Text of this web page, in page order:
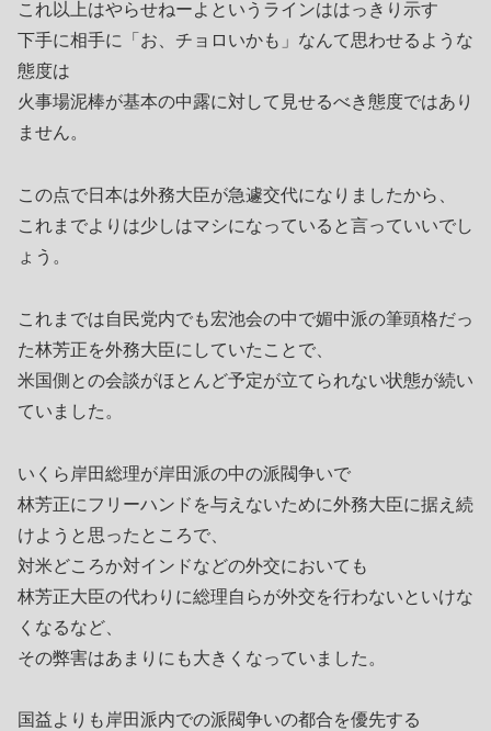
これ以上はやらせねーよというラインははっきり示す
下手に相手に「お、チョロいかも」なんて思わせるような
態度は
火事場泥棒が基本の中露に対して見せるべき態度ではあり
ません。
この点で日本は外務大臣が急遽交代になりましたから、
これまでよりは少しはマシになっていると言っていいでし
ょう。
これまでは自民党内でも宏池会の中で媚中派の筆頭格だっ
た林芳正を外務大臣にしていたことで、
米国側との会談がほとんど予定が立てられない状態が続い
ていました。
いくら岸田総理が岸田派の中の派閥争いで
林芳正にフリーハンドを与えないために外務大臣に据え続
けようと思ったところで、
対米どころか対インドなどの外交においても
林芳正大臣の代わりに総理自らが外交を行わないといけな
くなるなど、
その弊害はあまりにも大きくなっていました。
国益よりも岸田派内での派閥争いの都合を優先する